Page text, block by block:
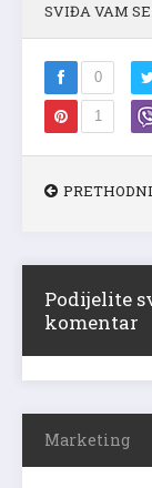
SVIĐA VAM
0
1
Podijelite
komentar
Marketing